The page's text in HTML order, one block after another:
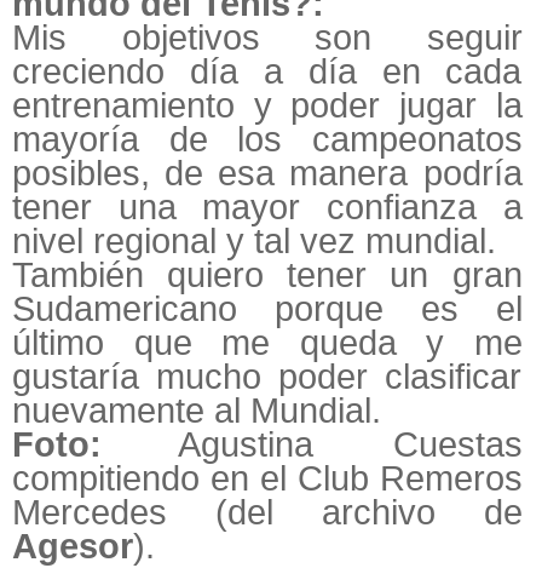
Mis objetivos son seguir
creciendo día a día en cada
entrenamiento y poder jugar la
mayoría de los campeonatos
posibles, de esa manera podría
tener una mayor confianza a
nivel regional y tal vez mundial.
También quiero tener un gran
Sudamericano porque es el
último que me queda y me
gustaría mucho poder clasificar
nuevamente al Mundial.
Foto: Agustina Cuestas
compitiendo en el Club Remeros
Mercedes (del archivo de
Agesor).